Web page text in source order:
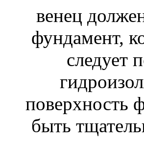
венец
фундамент,
следует
поверхность
быть